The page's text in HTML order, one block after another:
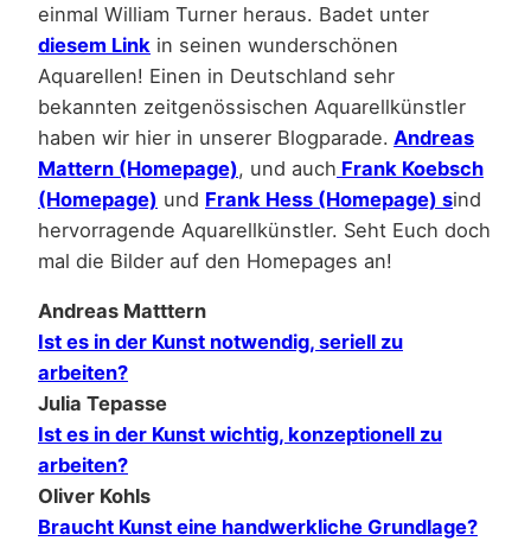
einmal William Turner heraus. Badet unter
diesem Link in seinen wunderschönen
Aquarellen! Einen in Deutschland sehr
bekannten zeitgenössischen Aquarellkünstler
haben wir hier in unserer Blogparade. Andreas
Mattern (Homepage), und auch Frank Koebsch
(Homepage) und Frank Hess (Homepage) sind
hervorragende Aquarellkünstler. Seht Euch doch
mal die Bilder auf den Homepages an!
Andreas Matttern
Ist es in der Kunst notwendig, seriell zu
arbeiten?
Julia Tepasse
Ist es in der Kunst wichtig, konzeptionell zu
arbeiten?
Oliver Kohls
Braucht Kunst eine handwerkliche Grundlage?